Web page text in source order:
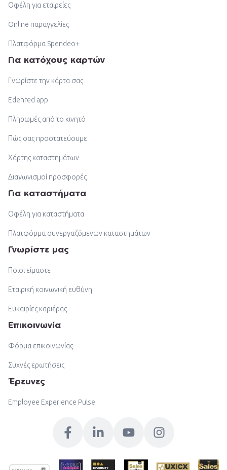
Οφέλη για εταιρείες
Online παραγγελίες
Πλατφόρμα Spendeo+
Για κατόχους καρτών
Γνωρίστε την κάρτα σας
Edenred app
Πληρωμές από το κινητό
Πώς σας προστατεύουμε
Χάρτης καταστημάτων
Διαγωνισμοί προσφορές
Για καταστήματα
Οφέλη για καταστήματα
Πλατφόρμα συνεργαζόμενων καταστημάτων
Γνωρίστε μας
Ποιοι είμαστε
Εταιρική κοινωνική ευθύνη
Ευκαιρίες καριέρας
Επικοινωνία
Φόρμα επικοινωνίας
Συχνές ερωτήσεις
Έρευνες
Employee Experience Pulse